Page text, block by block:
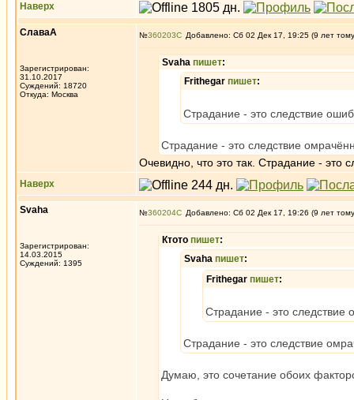
Наверх
СлаваА
Зарегистрирован:
31.10.2017
Суждений: 18720
Откуда: Москва
№360203 Добавлено: Сб 02 Дек 17, 19:25 (9 лет
Svaha пишет:
Frithegar пишет:
Страдание - это следствие
Страдание - это следствие
Очевидно, что это так. Страдание - это
Наверх
Svaha
Зарегистрирован:
14.03.2015
Суждений: 1395
№360204 Добавлено: Сб 02 Дек 17, 19:26 (9 лет
Ктото пишет:
Svaha пишет:
Frithegar пишет:
Страдание - это
Страдание - это следствие
Думаю, это сочетание обоих